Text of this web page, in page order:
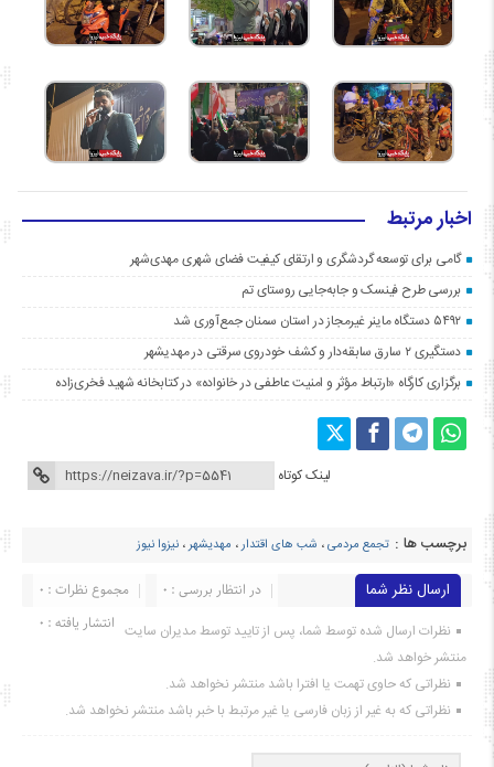
اخبار مرتبط
گامی برای توسعه گردشگری و ارتقای کیفیت فضای شهری مهدی‌شهر
بررسی طرح فینسک و جابه‌جایی روستای تم
۵۴۹۲ دستگاه ماینر غیرمجاز در استان سمنان جمع‌آوری شد
دستگیری ۲ سارق سابقه‌دار و کشف خودروی سرقتی در مهدیشهر
برگزاری کارگاه «ارتباط مؤثر و امنیت عاطفی در خانواده» در کتابخانه شهید فخری‌زاده
لینک کوتاه
برچسب ها : تجمع مردمی، شب های اقتدار، مهدیشهر، نیزوا نیوز
ارسال نظر شما مجموع نظرات : 0
در انتظار بررسی : 0
انتشار یافته : ۰ نظرات ارسال شده توسط شما، پس از تایید توسط مدیران سایت
منتشر خواهد شد.
نظراتی که حاوی تهمت یا افترا باشد منتشر نخواهد شد.
نظراتی که به غیر از زبان فارسی یا غیر مرتبط با خبر باشد منتشر نخواهد شد.